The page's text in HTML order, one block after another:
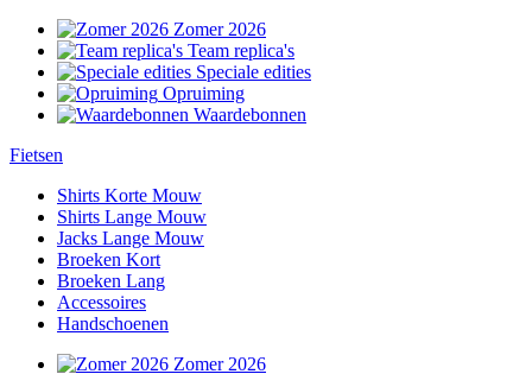
Zomer 2026
Team replica's
Speciale edities
Opruiming
Waardebonnen
Fietsen
Shirts Korte Mouw
Shirts Lange Mouw
Jacks Lange Mouw
Broeken Kort
Broeken Lang
Accessoires
Handschoenen
Zomer 2026